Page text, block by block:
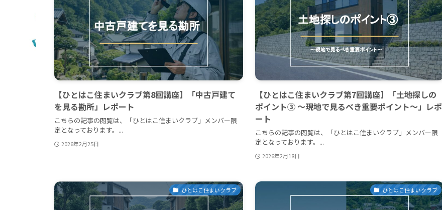
【ひとはこ住まいクラブ第8回講座】「中古戸建て
を見る勘所」レポート
こちらの記事の閲覧は、「ひとはこ住まいクラブ」メンバー限
定となっております。...
2026年2月25日
【ひとはこ住まいクラブ第7回講座】「土地探しの
ポイント③ 〜現地で見るべき重要ポイント〜」レポ
ート
こちらの記事の閲覧は、「ひとはこ住まいクラブ」メンバー限
定となっております。...
2026年2月18日
ひとはこ住まいクラブ ひとはこ住まいクラブ